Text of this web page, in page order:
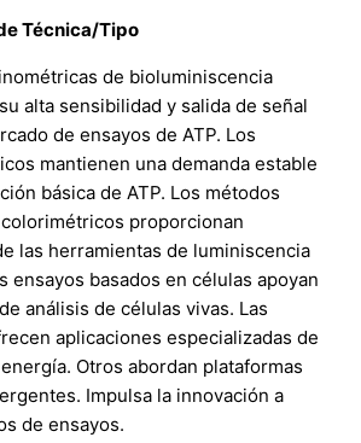
Técnica/Tipo
de bioluminiscencia
alta sensibilidad y salida de señal
de ensayos de ATP. Los
mantienen una demanda estable
básica de ATP. Los métodos
proporcionan
las herramientas de luminiscencia
ensayos basados en células apoyan
análisis de células vivas. Las
aplicaciones especializadas de
Otros abordan plataformas
Impulsa la innovación a
de ensayos.